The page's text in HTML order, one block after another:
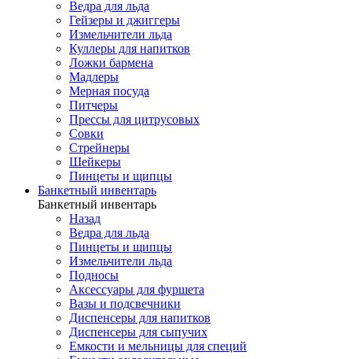
Ведра для льда
Гейзеры и джиггеры
Измельчители льда
Куллеры для напитков
Ложки бармена
Мадлеры
Мерная посуда
Питчеры
Прессы для цитрусовых
Совки
Стрейнеры
Шейкеры
Пинцеты и щипцы
Банкетный инвентарь
Банкетный инвентарь
Назад
Ведра для льда
Пинцеты и щипцы
Измельчители льда
Подносы
Аксессуары для фуршета
Вазы и подсвечники
Диспенсеры для напитков
Диспенсеры для сыпучих
Емкости и мельницы для специй